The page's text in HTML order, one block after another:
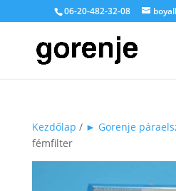
06-20-482-32-08
Kezdőlap / ► Gorenje
fémfilter